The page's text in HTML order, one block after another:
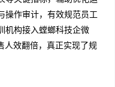
操作审计，有效规范员工
机构接入螳螂科技企微
人效翻倍，真正实现了规